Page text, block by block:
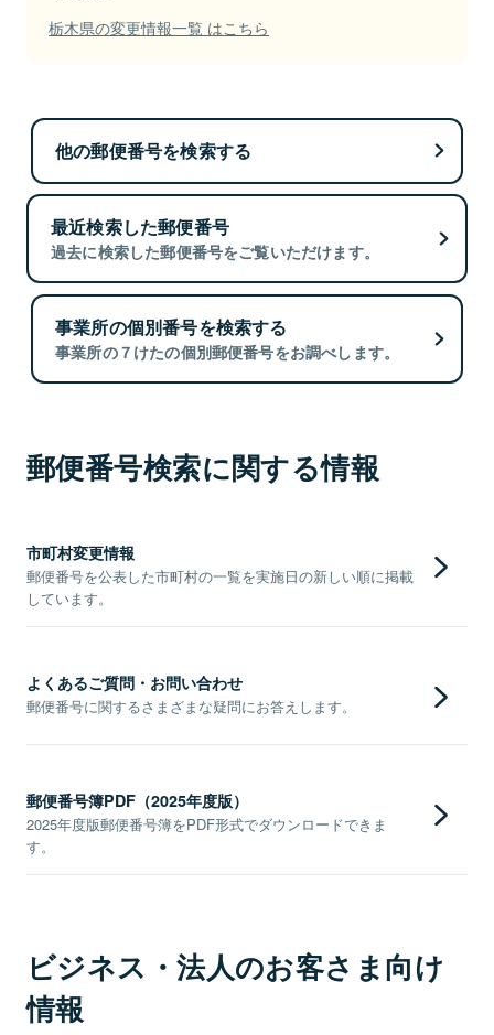
栃木県の変更情報一覧 はこちら
他の郵便番号を検索する
最近検索した郵便番号
過去に検索した郵便番号をご覧いただけます。
事業所の個別番号を検索する
事業所の７けたの個別郵便番号をお調べします。
郵便番号検索に関する情報
市町村変更情報
郵便番号を公表した市町村の一覧を実施日の新しい順に掲載
しています。
よくあるご質問・お問い合わせ
郵便番号に関するさまざまな疑問にお答えします。
郵便番号簿PDF（2025年度版）
2025年度版郵便番号簿をPDF形式でダウンロードできま
す。
ビジネス・法人のお客さま向け
情報